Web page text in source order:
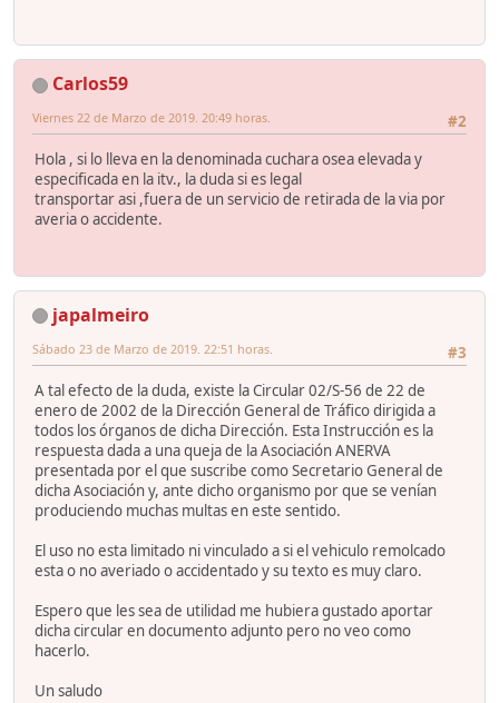
Carlos59
#2
Viernes 22 de Marzo de 2019. 20:49 horas.
Hola , si lo lleva en la denominada cuchara osea elevada y
especificada en la itv., la duda si es legal
transportar asi ,fuera de un servicio de retirada de la via por
averia o accidente.
japalmeiro
#3
Sábado 23 de Marzo de 2019. 22:51 horas.
A tal efecto de la duda, existe la Circular 02/S-56 de 22 de
enero de 2002 de la Dirección General de Tráfico dirigida a
todos los órganos de dicha Dirección. Esta Instrucción es la
respuesta dada a una queja de la Asociación ANERVA
presentada por el que suscribe como Secretario General de
dicha Asociación y, ante dicho organismo por que se venían
produciendo muchas multas en este sentido.
El uso no esta limitado ni vinculado a si el vehiculo remolcado
esta o no averiado o accidentado y su texto es muy claro.
Espero que les sea de utilidad me hubiera gustado aportar
dicha circular en documento adjunto pero no veo como
hacerlo.
Un saludo